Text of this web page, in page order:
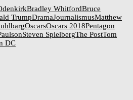
Bradley WhitfordBruce
TrumpDramaJournalismusMatthew
OscarsOscars 2018Pentagon
Steven SpielbergThe PostTom
DC